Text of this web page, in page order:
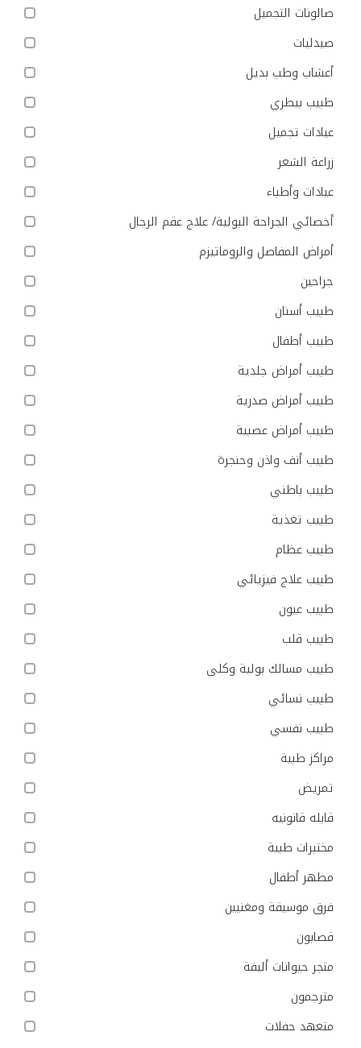
صالونات التجميل
صيدليات
أعشاب وطب بديل
طبيب بيطري
عيادات تجميل
زراعة الشعر
عيادات وأطباء
أخصائي الجراحة البولية/ علاج عقم الرجال
أمراض المفاصل والروماتيزم
جراحين
طبيب أسنان
طبيب أطفال
طبيب أمراض جلدية
طبيب أمراض صدرية
طبيب أمراض عصبية
طبيب أنف واذن وحنجرة
طبيب باطني
طبيب تغذية
طبيب عظام
طبيب علاج فيزيائي
طبيب عيون
طبيب قلب
طبيب مسالك بولية وكلى
طبيب نسائي
طبيب نفسي
مراكز طبية
تمريض
قابله قانونيه
مختبرات طبية
مطهر أطفال
فرق موسيقة ومغنيين
قصابون
متجر حيوانات أليفة
مترجمون
متعهد حفلات